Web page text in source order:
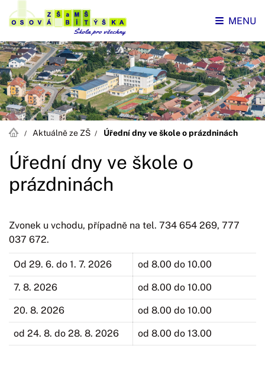
MENU
Aktuálně ze ZŠ Úřední dny ve škole o prázdninách
Úřední dny ve škole o
prázdninách
Zvonek u vchodu, případně na tel. 734 654 269, 777
037 672.
Od 29. 6. do 1. 7. 2026 od 8.00 do 10.00
7. 8. 2026 od 8.00 do 10.00
20. 8. 2026 od 8.00 do 10.00
od 24. 8. do 28. 8. 2026 od 8.00 do 13.00